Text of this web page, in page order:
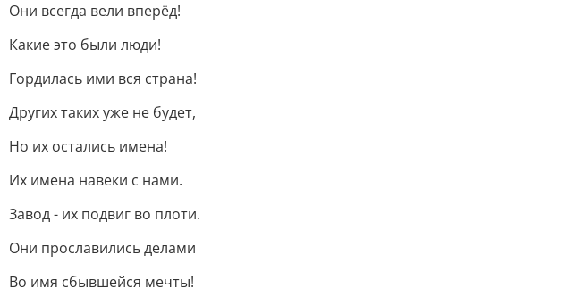
Они всегда вели вперёд!
Какие это были люди!
Гордилась ими вся страна!
Других таких уже не будет,
Но их остались имена!
Их имена навеки с нами.
Завод - их подвиг во плоти.
Они прославились делами
Во имя сбывшейся мечты!